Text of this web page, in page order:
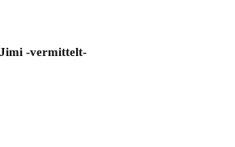
Jimi -vermittelt-